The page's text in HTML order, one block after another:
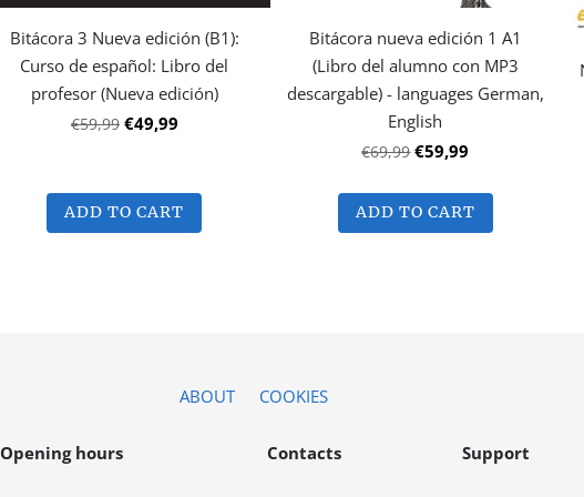
Bitácora 3 Nueva edición (B1):
Curso de español: Libro del
profesor (Nueva edición)
€59,99 €49,99
ADD TO CART
Bitácora nueva edición 1 A1
(Libro del alumno con MP3
descargable) - languages German,
English
€69,99 €59,99
ADD TO CART
ABOUT COOKIES
Opening hours Contacts Support